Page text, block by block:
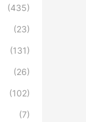
(435)
(23)
(131)
(26)
(102)
(7)